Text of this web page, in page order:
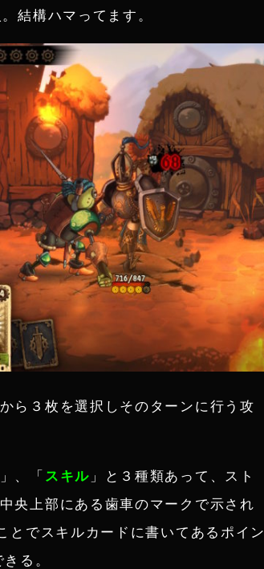
結構ハマってます。
ら３枚を選択しそのターンに行う攻
」、「 スキル 」と３種類あって、スト
央上部にある歯車のマークで示され
とでスキルカードに書いてあるポイン
る。